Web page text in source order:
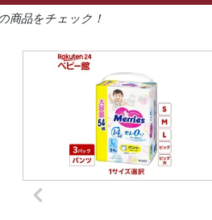
商品をチェック！